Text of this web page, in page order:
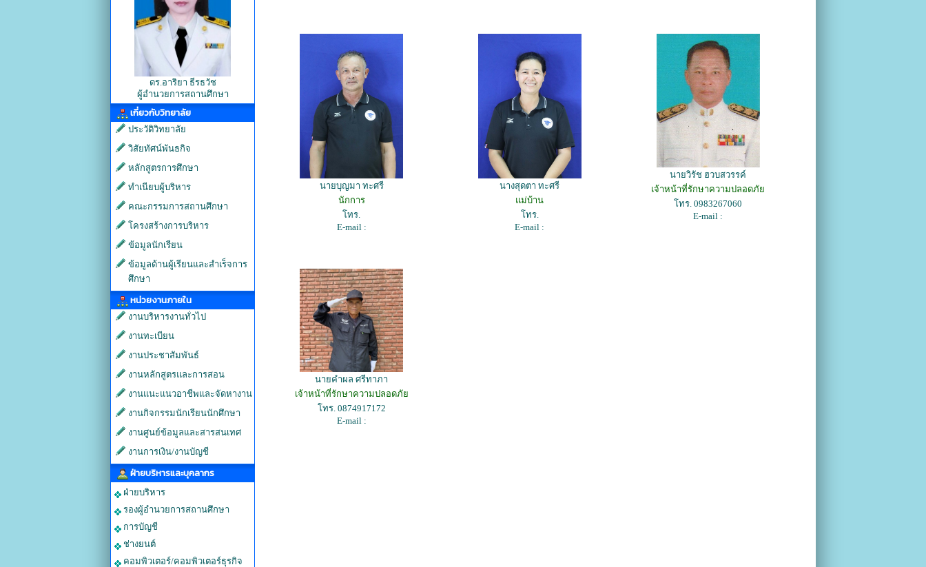
ดร.อาริยา ธีรธวัช
ผู้อำนวยการสถานศึกษา
เกี่ยวกับวิทยาลัย
ประวัติวิทยาลัย
วิสัยทัศน์พันธกิจ
หลักสูตรการศึกษา
ทำเนียบผู้บริหาร
คณะกรรมการสถานศึกษา
โครงสร้างการบริหาร
ข้อมูลนักเรียน
ข้อมูลด้านผู้เรียนและสำเร็จการ
ศึกษา
หน่วยงานภายใน
งานบริหารงานทั่วไป
งานทะเบียน
งานประชาสัมพันธ์
งานหลักสูตรและการสอน
งานแนะแนวอาชีพและจัดหางาน
งานกิจกรรมนักเรียนนักศึกษา
งานศูนย์ข้อมูลและสารสนเทศ
งานการเงิน/งานบัญชี
ฝ่ายบริหารและบุคลากร
ฝ่ายบริหาร
รองผู้อำนวยการสถานศึกษา
การบัญชี
ช่างยนต์
คอมพิวเตอร์/คอมพิวเตอร์ธุรกิจ
นายบุญมา ทะศรี
นักการ
โทร.
E-mail :
นางสุดตา ทะศรี
แม่บ้าน
โทร.
E-mail :
นายวิรัช ฮวบสวรรค์
เจ้าหน้าที่รักษาความปลอดภัย
โทร. 0983267060
E-mail :
นายคำผล ศรีทาภา
เจ้าหน้าที่รักษาความปลอดภัย
โทร. 0874917172
E-mail :